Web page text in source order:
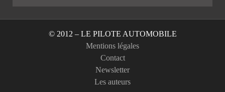
© 2012 – LE PILOTE AUTOMOBILE
Mentions légales
Contact
Newsletter
Les auteurs